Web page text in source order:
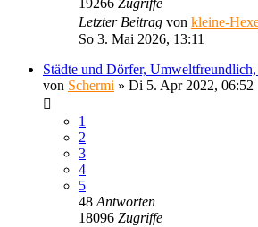
Letzter Beitrag von kleine-
So 3. Mai 2026, 13:11
Städte und Dörfer, Umweltfreundlich,
von Schermi » Di 5. Apr 2022, 06:52
1
2
3
4
5
48 Antworten
18096 Zugriffe